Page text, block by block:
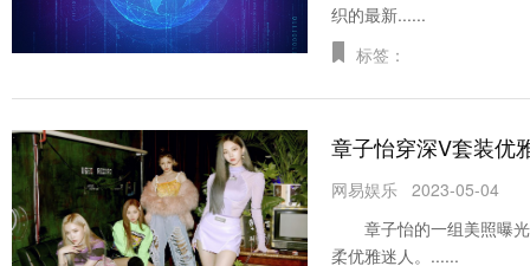
织的最新......
标签：
章子怡穿深V套装优
网易娱乐
2023-05-04
章子怡的一组美照曝光
柔优雅迷人。......